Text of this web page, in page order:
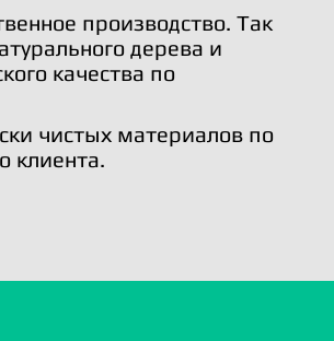
производство. Так
дерева и
качества по
чистых материалов по
клиента.